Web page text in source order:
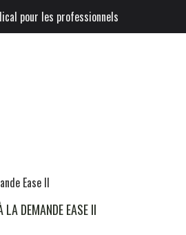
LA DEMANDE EASE II
pour les professionnels